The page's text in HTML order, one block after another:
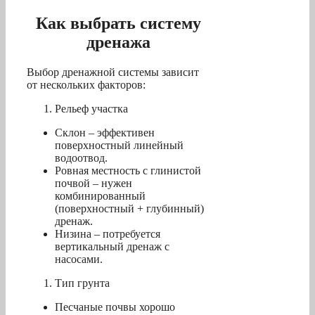
Как выбрать систему
дренажа
Выбор дренажной системы зависит
от нескольких факторов:
Рельеф участка
Склон – эффективен
поверхностный линейный
водоотвод.
Ровная местность с глинистой
почвой – нужен
комбинированный
(поверхностный + глубинный)
дренаж.
Низина – потребуется
вертикальный дренаж с
насосами.
Тип грунта
Песчаные почвы хорошо